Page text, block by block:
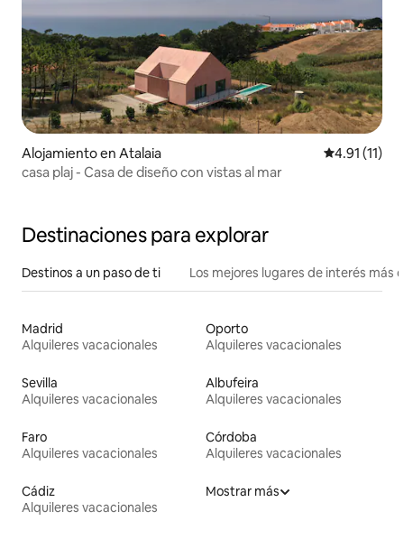
Alojamiento en Atalaia Calificación
4.91 (11)
casa plaj - Casa de diseño con vistas al mar
Destinaciones para explorar
Destinos a un paso de ti Los mejores lugares de interés más
Madrid
Alquileres vacacionales
Oporto
Alquileres vacacionales
Sevilla
Alquileres vacacionales
Albufeira
Alquileres vacacionales
Faro
Alquileres vacacionales
Córdoba
Alquileres vacacionales
Cádiz
Alquileres vacacionales
Mostrar más